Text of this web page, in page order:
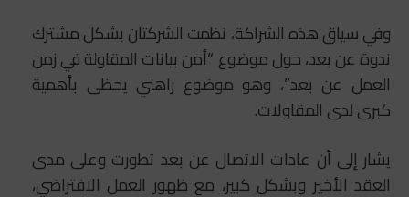
وفي سياق هذه الشراكة، نظمت الشركتان بشكل مشترك
ندوة عن بعد، حول موضوع “أمن بيانات المقاولة في زمن
العمل عن بعد”، وهو موضوع راهني يحظى بأهمية
كبرى لدى المقاولات.
يشار إلى أن عادات الاتصال عن بعد تطورت وعلى مدى
العقد الأخير وبشكل كبير، مع ظهور العمل الافتراضي،